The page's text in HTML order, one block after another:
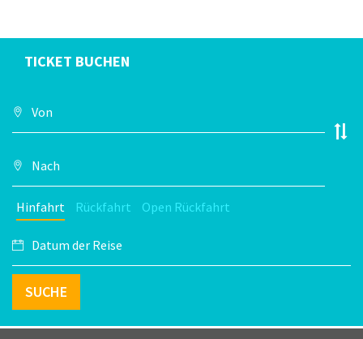
TICKET BUCHEN
Hinfahrt Rückfahrt Open Rückfahrt
SUCHE